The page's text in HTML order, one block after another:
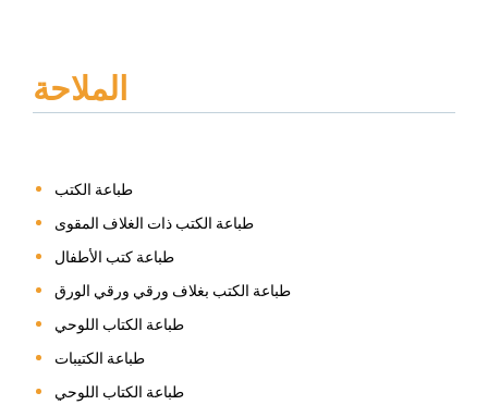
الملاحة
طباعة الكتب
طباعة الكتب ذات الغلاف المقوى
طباعة كتب الأطفال
طباعة الكتب بغلاف ورقي ورقي الورق
طباعة الكتاب اللوحي
طباعة الكتيبات
طباعة الكتاب اللوحي